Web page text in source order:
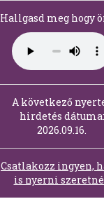
Hallgasd meg hogy
A következő
hirdetés dátuma:
2026.09.16.
Csatlakozz ingyen,
is nyerni